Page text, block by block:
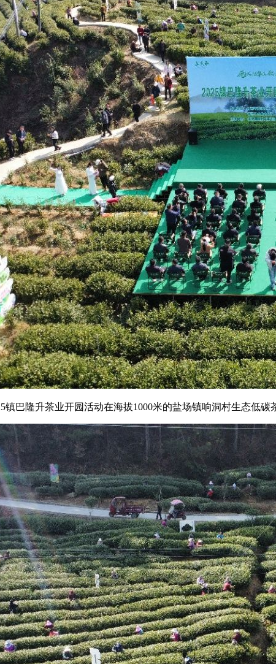
镇巴隆升茶业开园活动在海拔1000米的盐场镇响洞村生态低碳